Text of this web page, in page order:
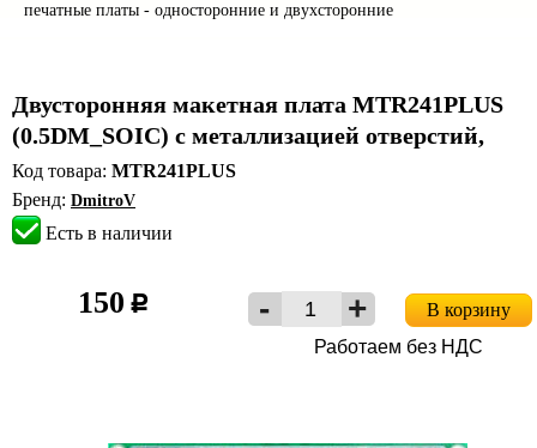
печатные платы - односторонние и двухсторонние
Двусторонняя макетная плата MTR241PLUS
(0.5DM_SOIC) с металлизацией отверстий,
Код товара: MTR241PLUS
Бренд: DmitroV
Есть в наличии
150 c
В корзину
Работаем без НДС